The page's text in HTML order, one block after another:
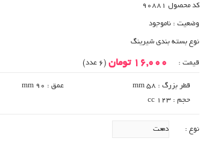
کد محصول 90881
وضعیت : ناموجود
نوع بسته بندی شیرینگ
قیمت : 16,000 تومان (6 عدد)
قطر بزرگ : mm 58
عمق : mm 90
حجم : cc 123
نوع :